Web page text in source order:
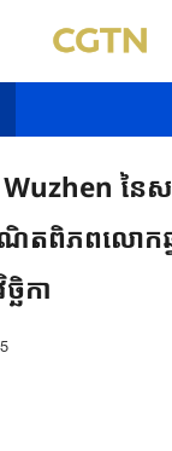
នៃស
ពិភពលោកឆ្ន
ឆិកា